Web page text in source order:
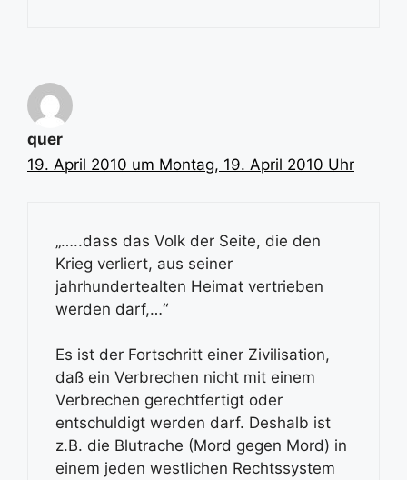
quer
19. April 2010 um Montag, 19. April 2010 Uhr
„…..dass das Volk der Seite, die den
Krieg verliert, aus seiner
jahrhundertealten Heimat vertrieben
werden darf,…“
Es ist der Fortschritt einer Zivilisation,
daß ein Verbrechen nicht mit einem
Verbrechen gerechtfertigt oder
entschuldigt werden darf. Deshalb ist
z.B. die Blutrache (Mord gegen Mord) in
einem jeden westlichen Rechtssystem